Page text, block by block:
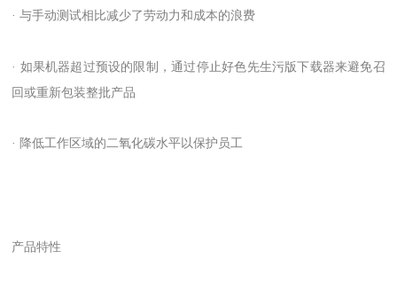
· 与手动测试相比减少了劳动力和成本的浪费
· 如果机器超过预设的限制，通过停止好色先生污版下载器来避免召
回或重新包装整批产品
· 降低工作区域的二氧化碳水平以保护员工
产品特性